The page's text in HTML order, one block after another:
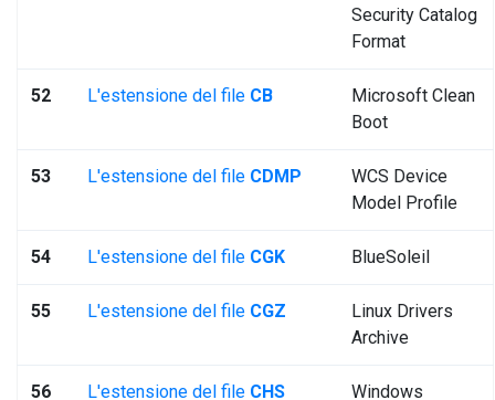
Security Catalog
Format
52 L'estensione del file CB
Microsoft Clean
Boot
53 L'estensione del file CDMP
WCS Device
Model Profile
54 L'estensione del file CGK BlueSoleil
55 L'estensione del file CGZ
Linux Drivers
Archive
56 L'estensione del file CHS
Windows